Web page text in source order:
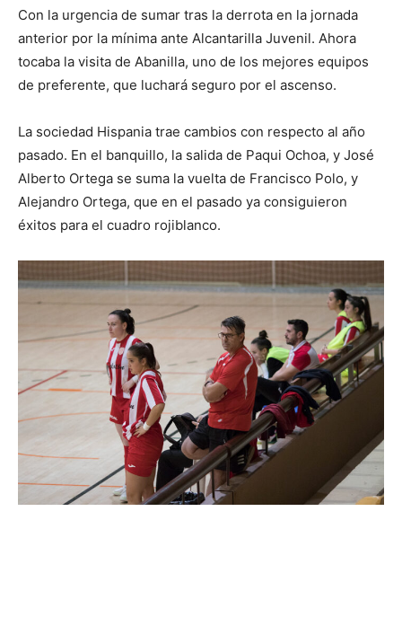
Con la urgencia de sumar tras la derrota en la jornada
anterior por la mínima ante Alcantarilla Juvenil. Ahora
tocaba la visita de Abanilla, uno de los mejores equipos
de preferente, que luchará seguro por el ascenso.
La sociedad Hispania trae cambios con respecto al año
pasado. En el banquillo, la salida de Paqui Ochoa, y José
Alberto Ortega se suma la vuelta de Francisco Polo, y
Alejandro Ortega, que en el pasado ya consiguieron
éxitos para el cuadro rojiblanco.